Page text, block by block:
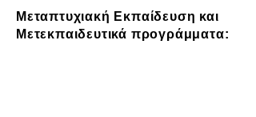
Μεταπτυχιακή Εκπαίδευση και
Μετεκπαιδευτικά προγράμματα: